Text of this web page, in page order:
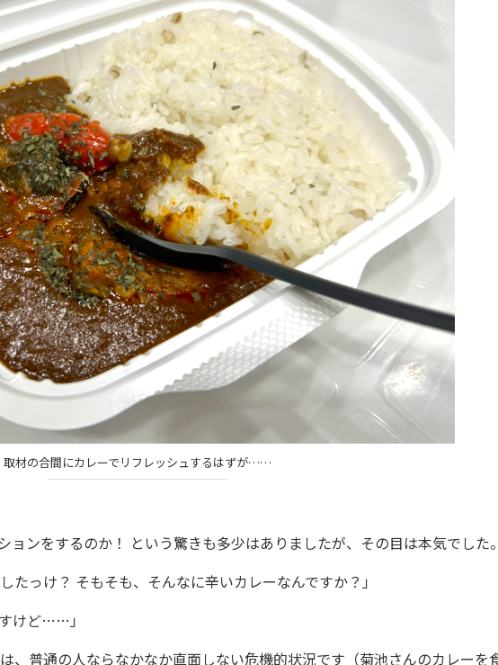
取材の合間にカレーでリフレッシュするはずが……
ンをするのか！ という驚きも多少はありましたが、その目は本気でした。
っけ？ そもそも、そんなに辛いカレーなんですか？」
けど……」
、普通の人ならなかなか直面しない危機的状況です（菊池さんのカレーを